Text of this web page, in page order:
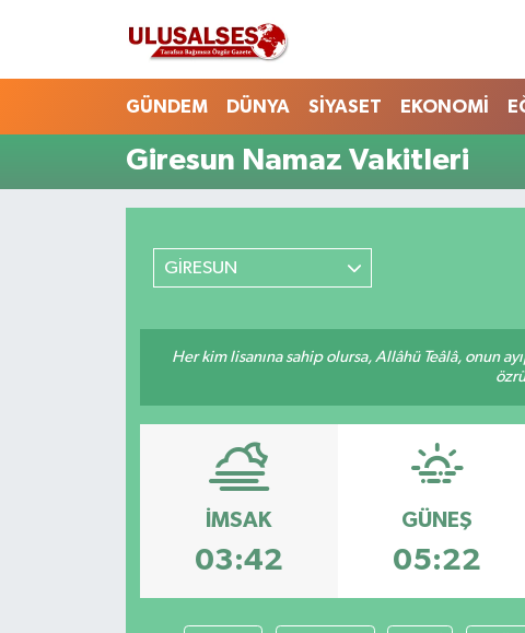
GÜNDEM DÜNYA SİYASET EKONOMİ
Giresun Namaz Vakitleri
GİRESUN
Her kim lisanına sahip olursa, Allâhü Teâlâ, onun
İMSAK
03:42
GÜNEŞ
05:22
GÜNDEM
DÜNYA
SİYASET
Hava Durumu
Trafik Durumu
Süper Lig Puan Durumu ve Fikstür
Tüm Manşetler